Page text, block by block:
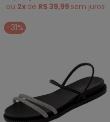
ou 2x de R$ 39,99 sem juros
-31%